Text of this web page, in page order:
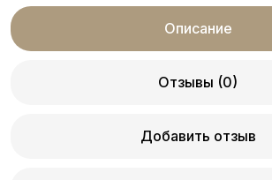
Описание
Отзывы (0)
Добавить отзыв